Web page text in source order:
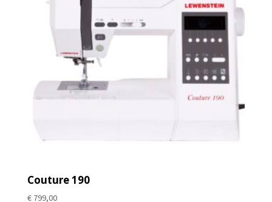
Couture 190
€799,00